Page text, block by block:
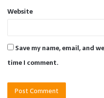
Website
Save my name, email, and
time I comment.